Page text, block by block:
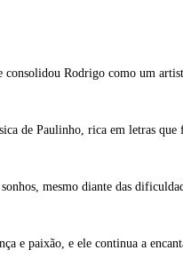
consolidou Rodrigo como um
de Paulinho, rica em letras
mesmo diante das
e paixão, e ele continua a